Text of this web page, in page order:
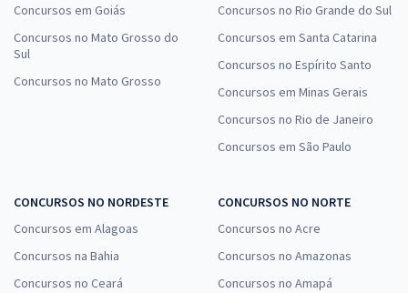
Concursos em Goiás
Concursos no Mato Grosso do
Sul
Concursos no Mato Grosso
Concursos no Rio Grande do Sul
Concursos em Santa Catarina
Concursos no Espírito Santo
Concursos em Minas Gerais
Concursos no Rio de Janeiro
Concursos em São Paulo
CONCURSOS NO NORDESTE
Concursos em Alagoas
Concursos na Bahia
Concursos no Ceará
CONCURSOS NO NORTE
Concursos no Acre
Concursos no Amazonas
Concursos no Amapá